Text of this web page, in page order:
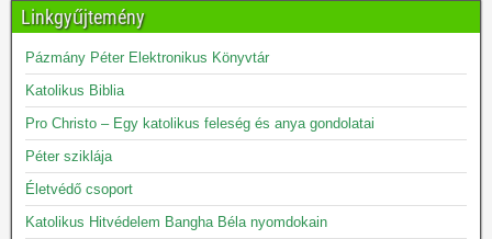
Linkgyűjtemény
Pázmány Péter Elektronikus Könyvtár
Katolikus Biblia
Pro Christo – Egy katolikus feleség és anya gondolatai
Péter sziklája
Életvédő csoport
Katolikus Hitvédelem Bangha Béla nyomdokain